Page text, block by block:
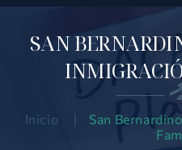
SAN
Inicio | San